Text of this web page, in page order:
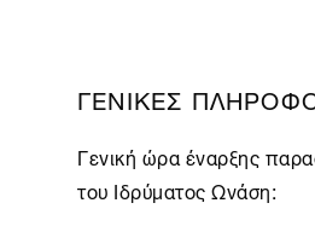
ΓΕΝΙΚΕΣ
Γενική ώρα έναρξης
του Ιδρύματος Ωνάση: